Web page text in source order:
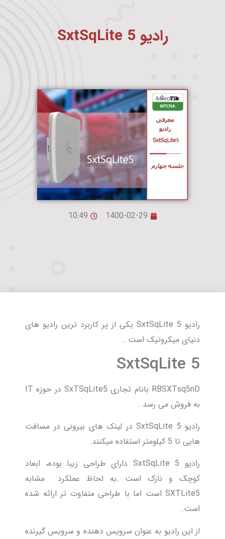
رادیو SxtSqLite 5
1400-02-29
10:49
رادیو SxtSqLite 5 یکی از پر کاربرد ترین رادیو های
دنیای میکروتیک است .
SxtSqLite 5
RBSXTsq5nD بانام تجاری SxTSqLite5 در حوزه IT
به فروش می رسد .
رادیو SxtSqLite 5 در لینک های بیرونی در مسافت
هایی تا 5 کیلومتر استفاده میکنند.
رادیو SxtSqLite 5 دارای طراحی زیبا بوده، ابعاد
کوچک و نازک است .به لحاظ عملکرد مشابه
SXTLite5 است اما با طراحی متفاوت تر ارائه شده
است.
از این رادیو به عنوان سرویس دهنده و سرویس گیرنده